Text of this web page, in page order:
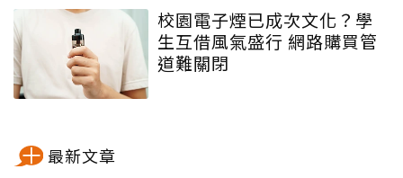
校園電子煙已成次文化？學
生互借風氣盛行 網路購買管
道難關閉
最新文章